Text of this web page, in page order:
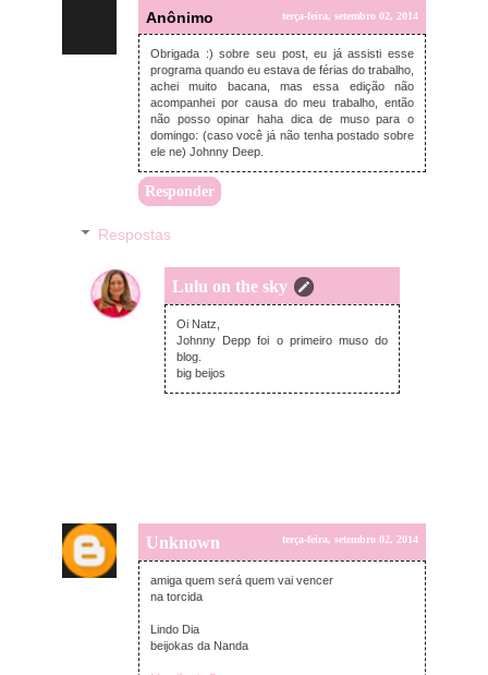
Anônimo terça-feira, setembro 02, 2014
Obrigada :) sobre seu post, eu já assisti esse
programa quando eu estava de férias do trabalho,
achei muito bacana, mas essa edição não
acompanhei por causa do meu trabalho, então
não posso opinar haha dica de muso para o
domingo: (caso você já não tenha postado sobre
ele ne) Johnny Deep.
Responder
Respostas
Lulu on the sky
terça-feira, setembro 02, 2014
Oi Natz,
Johnny Depp foi o primeiro muso do
blog.
big beijos
Unknown terça-feira, setembro 02, 2014
amiga quem será quem vai vencer
na torcida
Lindo Dia
beijokas da Nanda